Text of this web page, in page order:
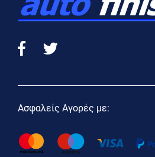
Ασφαλείς Αγορές με: